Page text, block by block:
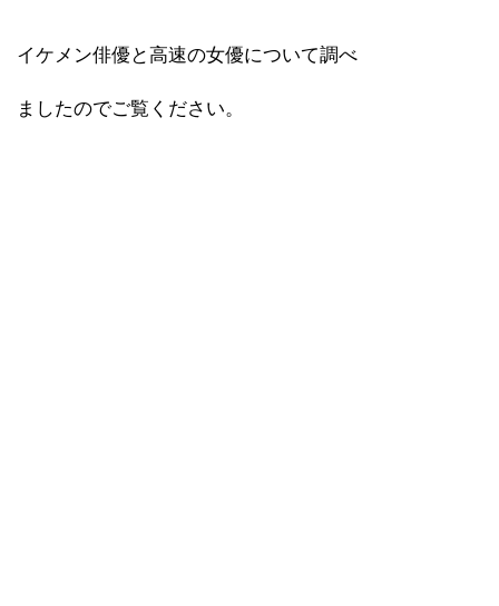
イケメン俳優と高速の女優について調べ
ましたのでご覧ください。